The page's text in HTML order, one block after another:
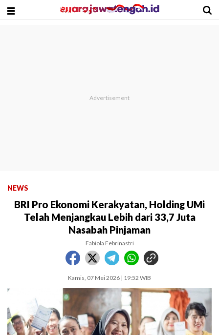
NEWS
BRI Pro Ekonomi Kerakyatan, Holding UMi
Telah Menjangkau Lebih dari 33,7 Juta
Nasabah Pinjaman
Fabiola Febrinastri
Kamis, 07 Mei 2026 | 19:52 WIB